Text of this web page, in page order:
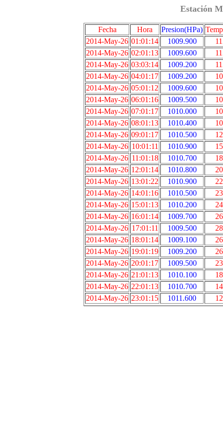
Estación
Fecha Hora Presion(HPa)
2014-May-26 01:01:14 1009.900
2014-May-26 02:01:13 1009.600
2014-May-26 03:03:14 1009.200
2014-May-26 04:01:17 1009.200
2014-May-26 05:01:12 1009.600
2014-May-26 06:01:16 1009.500
2014-May-26 07:01:17 1010.000
2014-May-26 08:01:13 1010.400
2014-May-26 09:01:17 1010.500
2014-May-26 10:01:11 1010.900
2014-May-26 11:01:18 1010.700
2014-May-26 12:01:14 1010.800
2014-May-26 13:01:22 1010.900
2014-May-26 14:01:16 1010.500
2014-May-26 15:01:13 1010.200
2014-May-26 16:01:14 1009.700
2014-May-26 17:01:11 1009.500
2014-May-26 18:01:14 1009.100
2014-May-26 19:01:19 1009.200
2014-May-26 20:01:17 1009.500
2014-May-26 21:01:13 1010.100
2014-May-26 22:01:13 1010.700
2014-May-26 23:01:15 1011.600